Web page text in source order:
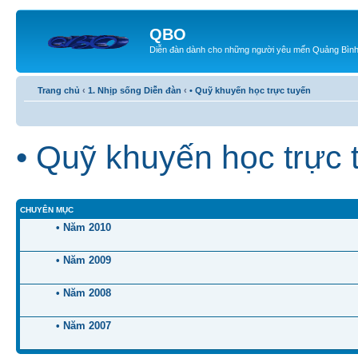
QBO
Diễn đàn dành cho những người yêu mến Quảng Bình
Trang chủ ‹ 1. Nhịp sống Diễn đàn ‹ • Quỹ khuyến học trực tuyến
• Quỹ khuyến học trực
CHUYÊN MỤC
• Năm 2010
• Năm 2009
• Năm 2008
• Năm 2007